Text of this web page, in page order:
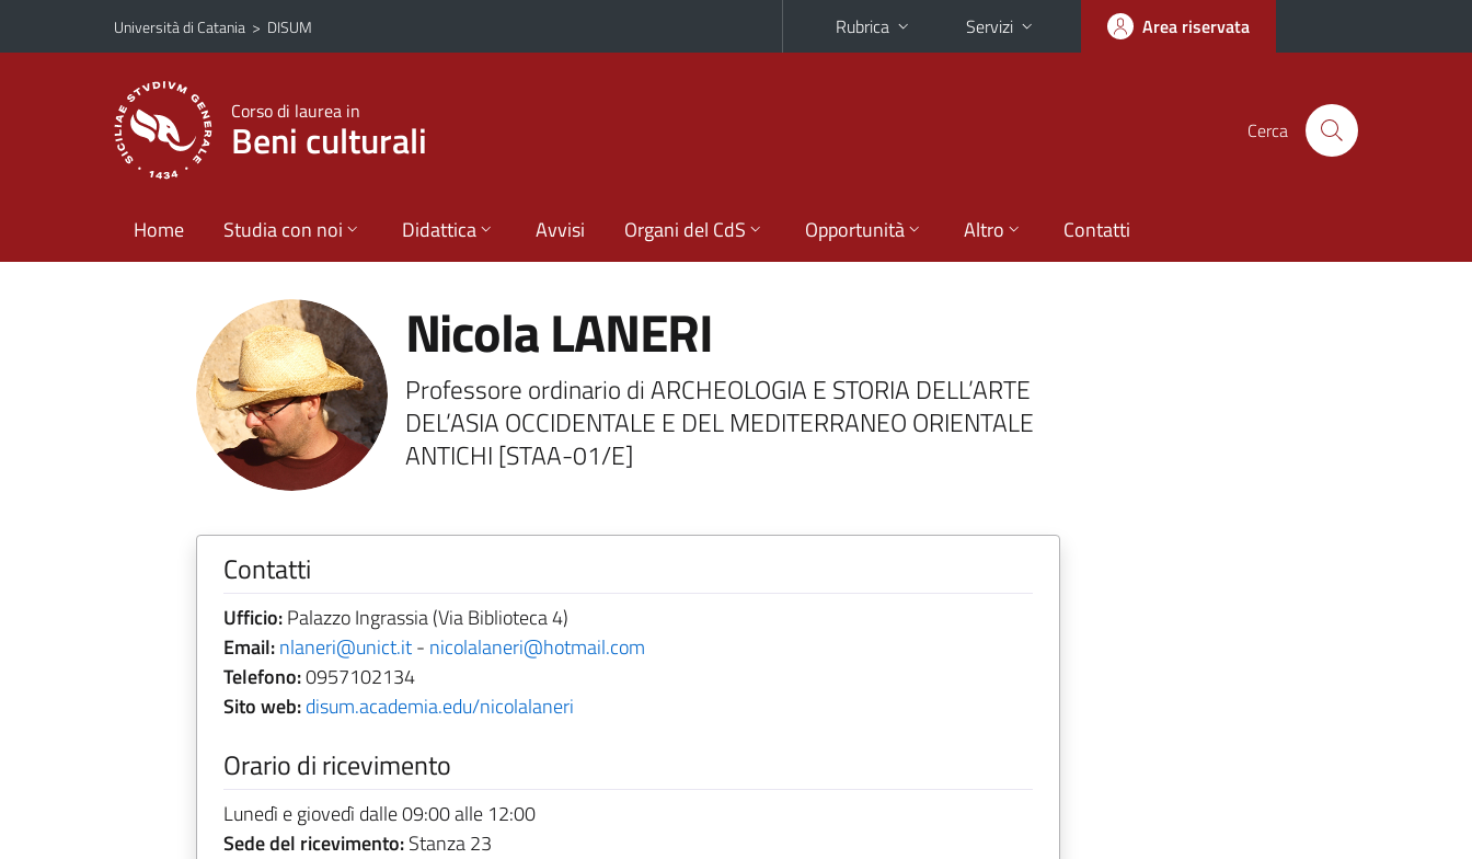
Vai al contenuto principale
Vai al menu di navigazione
Università di Catania > DISUM Rubrica Servizi Area riservata
Corso di laurea in
Beni culturali Cerca
Home Studia con noi Didattica Avvisi Organi del CdS Opportunità Altro Contatti
Nicola LANERI
Professore ordinario di ARCHEOLOGIA E STORIA DELL’ARTE
DEL’ASIA OCCIDENTALE E DEL MEDITERRANEO ORIENTALE
ANTICHI [STAA-01/E]
Contatti
Ufficio:Palazzo Ingrassia (Via Biblioteca 4)
Email:nlaneri@unict.it- nicolalaneri@hotmail.com
Telefono:0957102134
Sito web:disum.academia.edu/nicolalaneri
Orario di ricevimento
Lunedì e giovedì dalle 09:00 alle 12:00
Sede del ricevimento:Stanza 23